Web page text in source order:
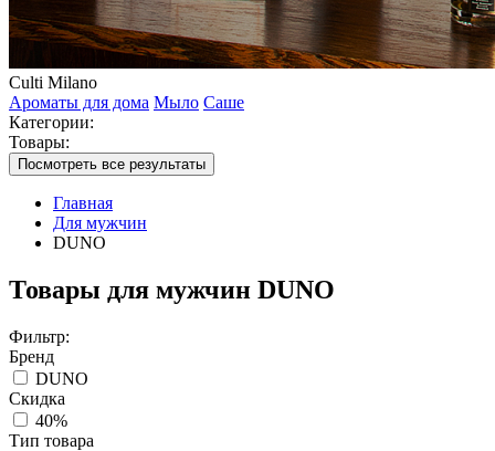
Culti Milano
Ароматы для дома Мыло Саше
Категории:
Товары:
Посмотреть все результаты
Главная
Для мужчин
DUNO
Товары для мужчин DUNO
Фильтр:
Бренд
DUNO
Скидка
40%
Тип товара